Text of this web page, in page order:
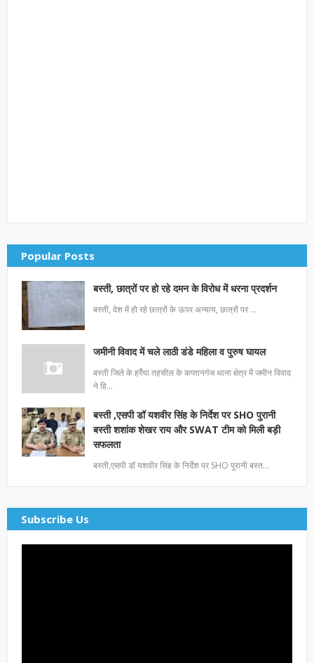
Popular Posts
बस्ती, छात्रों पर हो रहे दमन के विरोध में धरना प्रदर्शन
बस्ती, देश में हो रहे छात्रों के ऊपर अन्याय, छात्रों पर …
जमीनी विवाद में चले लाठी डंडे महिला व पुरुष घायल
बस्ती जिले के हर्रैया तहसील के कप्तानगंज थाना क्षेत्र में जमीन विवाद
ने हि…
बस्ती ,एसपी डॉ यशवीर सिंह के निर्देश पर SHO पुरानी
बस्ती शशांक शेखर राय और SWAT टीम को मिली बड़ी
सफलता
बस्ती,एसपी डॉ यशवीर सिंह के निर्देश पर SHO पुरानी बस्त…
Subscribe Us